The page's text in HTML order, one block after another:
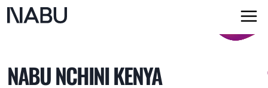
NABU NCHINI KENYA